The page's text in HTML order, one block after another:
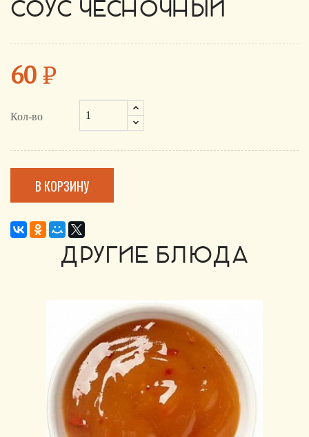
СОУС ЧЕСНОЧНЫЙ
60₽
Кол-во
В КОРЗИНУ
ДРУГИЕ БЛЮДА